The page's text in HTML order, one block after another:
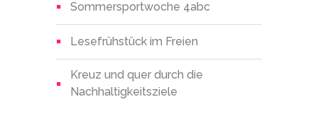
Sommersportwoche 4abc
Lesefrühstück im Freien
Kreuz und quer durch die
Nachhaltigkeitsziele